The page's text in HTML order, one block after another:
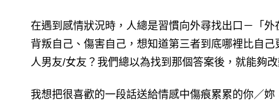
在遇到感情狀況時，人總是習慣向外尋找出口－「
背叛自己、傷害自己，想知道第三者到底哪裡比自
人男友/女友？我們總以為找到那個答案後，就能夠改
我想把很喜歡的一段話送給情感中傷痕累累的你／